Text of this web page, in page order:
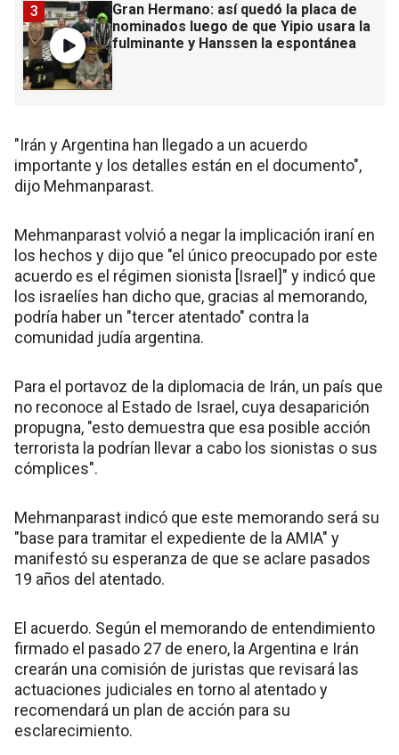
Gran Hermano: así quedó la placa de
nominados luego de que Yipio usara la
fulminante y Hanssen la espontánea
3
"Irán y Argentina han llegado a un acuerdo
importante y los detalles están en el documento",
dijo Mehmanparast.
Mehmanparast volvió a negar la implicación iraní en
los hechos y dijo que "el único preocupado por este
acuerdo es el régimen sionista [Israel]" y indicó que
los israelíes han dicho que, gracias al memorando,
podría haber un "tercer atentado" contra la
comunidad judía argentina.
Para el portavoz de la diplomacia de Irán, un país que
no reconoce al Estado de Israel, cuya desaparición
propugna, "esto demuestra que esa posible acción
terrorista la podrían llevar a cabo los sionistas o sus
cómplices".
Mehmanparast indicó que este memorando será su
"base para tramitar el expediente de la AMIA" y
manifestó su esperanza de que se aclare pasados
19 años del atentado.
El acuerdo. Según el memorando de entendimiento
firmado el pasado 27 de enero, la Argentina e Irán
crearán una comisión de juristas que revisará las
actuaciones judiciales en torno al atentado y
recomendará un plan de acción para su
esclarecimiento.